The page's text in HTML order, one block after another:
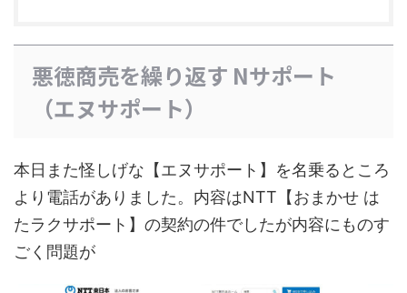
悪徳商売を繰り返す Nサポート
（エヌサポート）
本日また怪しげな【エヌサポート】を名乗るところ
より電話がありました。内容はNTT【おまかせ は
たラクサポート】の契約の件でしたが内容にものす
ごく問題が